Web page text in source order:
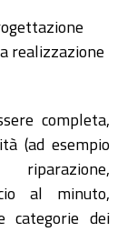
realizzazione
completa,
(ad esempio
al minuto,
categorie dei